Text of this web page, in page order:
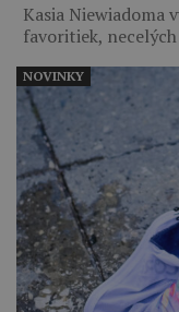
Kasia Niewiadoma
favoritiek,
NOVINKY